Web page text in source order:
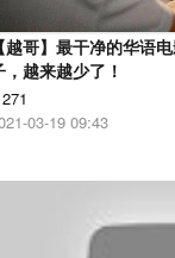
【越哥】最干净的华语
，越来越少了！
03-19 09:43